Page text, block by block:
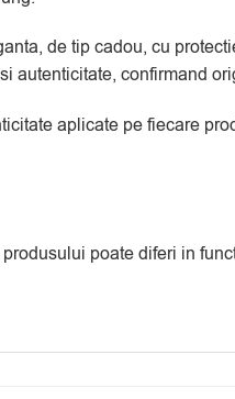
de tip cadou, cu
autenticitate, confirmand
aplicate pe fiecare
poate diferi in